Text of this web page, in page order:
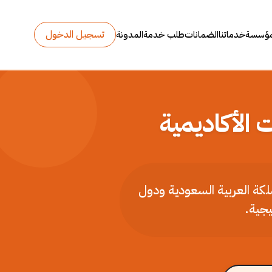
خدماتناالضماناتطلب خدمةالمدونة تسجيل الدخول
العربية السعودية ودول